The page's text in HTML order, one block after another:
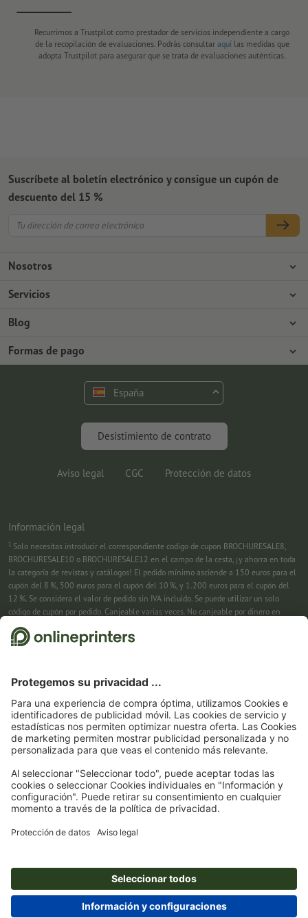
Recurrimos a Trustpilot como prestador de servicios independiente a cargo
de la recopilación de evaluaciones. Podrás consultar aquílas medidas que
adopta Trustpilot para asegurar que se trata de evaluaciones auténticas.
Nosotros
Empresa
Protección del medio ambiente
Servicios
Formas de pago
Programa Premium
Blog
Tutoriales de Photoshop
Fuentes y Herramientas
Formas de pago
Suscríbete al boletín electrónico y consigue un cupón de
descuento del 15 %
España
Desistimiento de contrato
Aviso legal CGC Protección de datos
Información legal
1 Solo necesitas introducir el correspondiente código de cupón BROCHURESALE8,
BROCHURESALE10 o BROCHURESALE12 en el campo de la cesta, ¡y ahorra en toda
la categoría de revistas y catálogos! El pedido mínimo asciende a 150 euros para el
cupón del 8 %, 500 euros para el cupón del 10 %, y 1.200 euros para el cupón del
12 %. Se considera el valor de pedido sin IVA incluido. Se puede utilizar un solo
código de cupón por pedido. Canjeable varias veces. No canjeable por dinero en
efectivo. No acumulable con otras promociones. La promoción es válida hasta el
31/08/2026 inclusive.
nuestro boletín. Por supuesto, te puedes dar de baja en cualquier momento. Importe
máximo del descuento: 150 € del valor del pedido (sin IVA). Canjeable sólo una vez.
Sin pedido mínimo. No canjeable por dinero en efectivo. No acumulable con otras
promociones ni códigos de descuento.La validez del cupón es de seis semanas tras
la recepción.
3
cesta, y ahorra en productos seleccionados. Sin pedido mínimo. Canjeable varias
veces. No canjeable por dinero en efectivo. No acumulable con otras promociones.
La promoción es válida hasta el 31/08/2026 inclusive.
productos seleccionados. Sin pedido mínimo. Canjeable varias veces. No canjeable